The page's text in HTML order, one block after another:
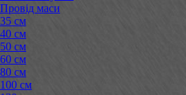
Провід маси
35 см
40 см
50 см
60 см
80 см
100 см